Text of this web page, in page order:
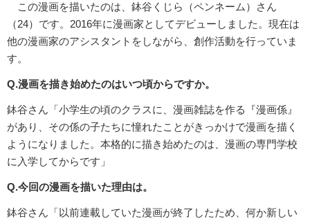
この漫画を描いたのは、鉢谷くじら（ペンネーム）さん
（24）です。2016年に漫画家としてデビューしました。現在は
他の漫画家のアシスタントをしながら、創作活動を行っていま
す。
Q.漫画を描き始めたのはいつ頃からですか。
鉢谷さん「小学生の頃のクラスに、漫画雑誌を作る『漫画係』
があり、その係の子たちに憧れたことがきっかけで漫画を描く
ようになりました。本格的に描き始めたのは、漫画の専門学校
に入学してからです」
Q.今回の漫画を描いた理由は。
鉢谷さん「以前連載していた漫画が終了したため、何か新しい